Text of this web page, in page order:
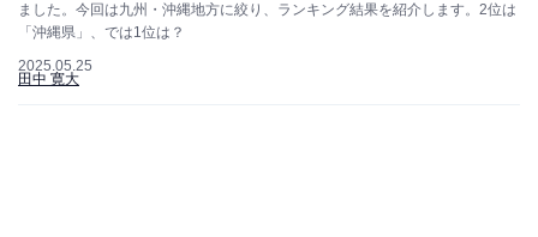
ました。今回は九州・沖縄地方に絞り、ランキング結果を紹介します。2位は
「沖縄県」、では1位は？
2025.05.25
田中 寛大